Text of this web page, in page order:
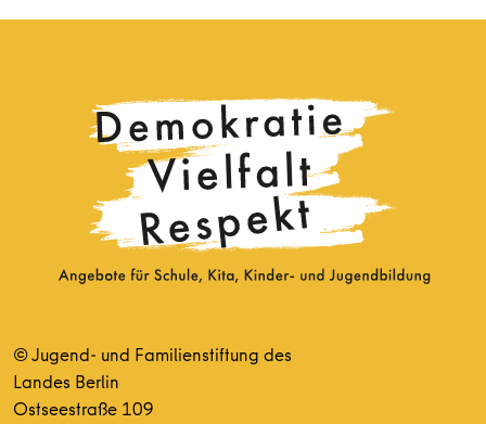
© Jugend- und Familienstiftung des
Landes Berlin
Ostseestraße 109